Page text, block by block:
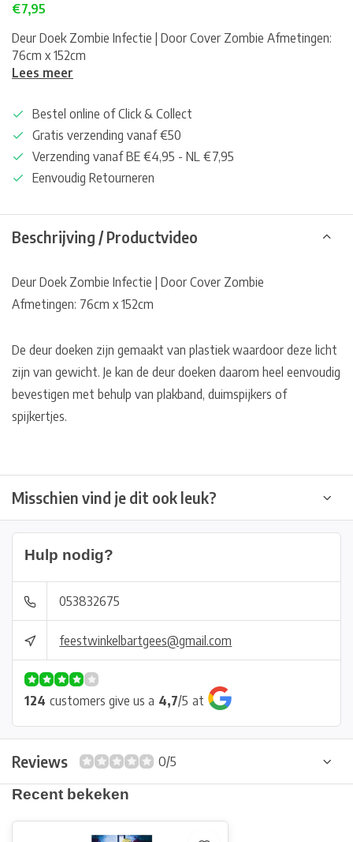
€7,95
Deur Doek Zombie Infectie | Door Cover Zombie Afmetingen:
76cm x 152cm
Lees meer
Bestel online of Click & Collect
Gratis verzending vanaf €50
Verzending vanaf BE €4,95 - NL €7,95
Eenvoudig Retourneren
Beschrijving / Productvideo
Deur Doek Zombie Infectie | Door Cover Zombie
Afmetingen: 76cm x 152cm
De deur doeken zijn gemaakt van plastiek waardoor deze licht
zijn van gewicht. Je kan de deur doeken daarom heel eenvoudig
bevestigen met behulp van plakband, duimspijkers of
spijkertjes.
Misschien vind je dit ook leuk?
Hulp nodig?
053832675
feestwinkelbartgees@gmail.com
124 customers give us a 4,7/5 at
Reviews
0/5
Recent bekeken